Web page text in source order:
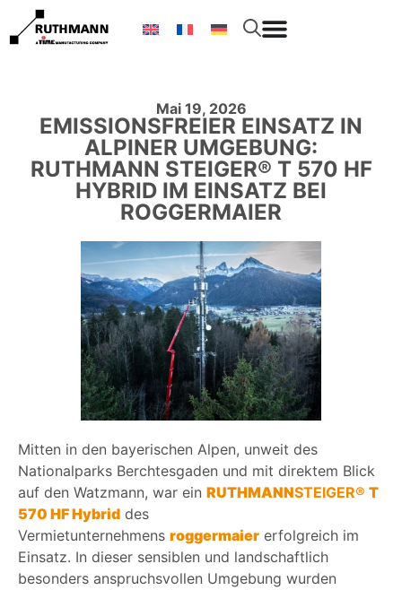
Mai 19, 2026
EMISSIONSFREIER EINSATZ IN
ALPINER UMGEBUNG:
RUTHMANN STEIGER® T 570 HF
HYBRID IM EINSATZ BEI
ROGGERMAIER
Mitten in den bayerischen Alpen, unweit des
Nationalparks Berchtesgaden und mit direktem Blick
auf den Watzmann, war ein RUTHMANNSTEIGER® T
570 HF Hybrid des
Vermietunternehmens roggermaier erfolgreich im
Einsatz. In dieser sensiblen und landschaftlich
besonders anspruchsvollen Umgebung wurden